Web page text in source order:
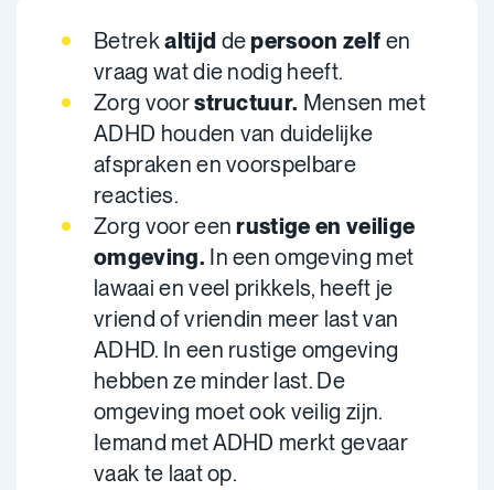
Betrekaltijd depersoon zelf en
vraag wat die nodig heeft.
Zorg voorstructuur. Mensen met
ADHD houden van duidelijke
afspraken en voorspelbare
reacties.
Zorg voor een rustige en veilige
omgeving. In een omgeving met
lawaai en veel prikkels, heeft je
vriend of vriendin meer last van
ADHD. In een rustige omgeving
hebben ze minder last. De
omgeving moet ook veilig zijn.
Iemand met ADHD merkt gevaar
vaak te laat op.